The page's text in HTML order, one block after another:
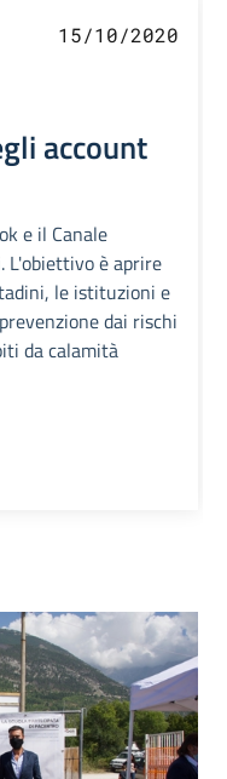
15/10/2020
account
e il Canale
L'obiettivo è aprire
le istituzioni e
dai rischi
da calamità